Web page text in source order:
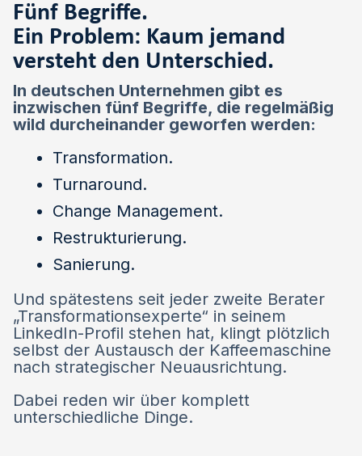
Fünf Begriffe.
Ein Problem: Kaum jemand
versteht den Unterschied.
In deutschen Unternehmen gibt es
inzwischen fünf Begriffe, die regelmäßig
wild durcheinander geworfen werden:
Transformation.
Turnaround.
Change Management.
Restrukturierung.
Sanierung.
Und spätestens seit jeder zweite Berater
„Transformationsexperte“ in seinem
LinkedIn-Profil stehen hat, klingt plötzlich
selbst der Austausch der Kaffeemaschine
nach strategischer Neuausrichtung.
Dabei reden wir über komplett
unterschiedliche Dinge.